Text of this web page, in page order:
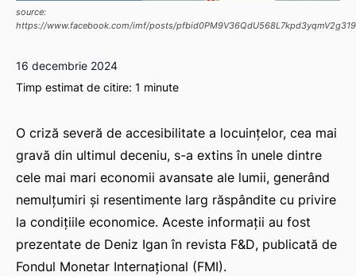
source:
https://www.facebook.com/imf/posts/
16 decembrie 2024
Timp estimat de citire: 1 minute
O criză severă de accesibilitate a locuințelor, cea mai
gravă din ultimul deceniu, s-a extins în unele dintre
cele mai mari economii avansate ale lumii, generând
nemulțumiri și resentimente larg răspândite cu privire
la condițiile economice. Aceste informații au fost
prezentate de Deniz Igan în revista F&D, publicată de
Fondul Monetar Internațional (FMI).